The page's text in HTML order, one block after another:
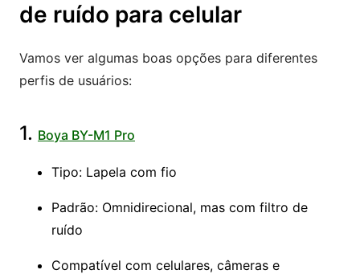
de ruído para celular
Vamos ver algumas boas opções para diferentes
perfis de usuários:
1. Boya BY-M1 Pro
Tipo: Lapela com fio
Padrão: Omnidirecional, mas com filtro de
ruído
Compatível com celulares, câmeras e